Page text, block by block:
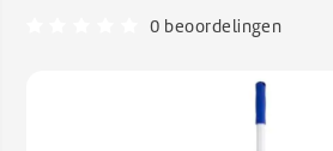
0 beoordelingen